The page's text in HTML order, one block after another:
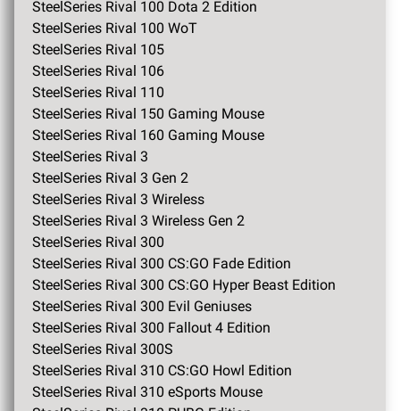
SteelSeries Rival 100 Dota 2 Edition
SteelSeries Rival 100 WoT
SteelSeries Rival 105
SteelSeries Rival 106
SteelSeries Rival 110
SteelSeries Rival 150 Gaming Mouse
SteelSeries Rival 160 Gaming Mouse
SteelSeries Rival 3
SteelSeries Rival 3 Gen 2
SteelSeries Rival 3 Wireless
SteelSeries Rival 3 Wireless Gen 2
SteelSeries Rival 300
SteelSeries Rival 300 CS:GO Fade Edition
SteelSeries Rival 300 CS:GO Hyper Beast Edition
SteelSeries Rival 300 Evil Geniuses
SteelSeries Rival 300 Fallout 4 Edition
SteelSeries Rival 300S
SteelSeries Rival 310 CS:GO Howl Edition
SteelSeries Rival 310 eSports Mouse